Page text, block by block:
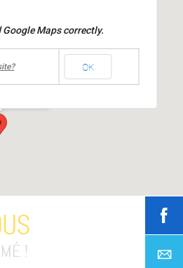
Maps correctly.
OK
!